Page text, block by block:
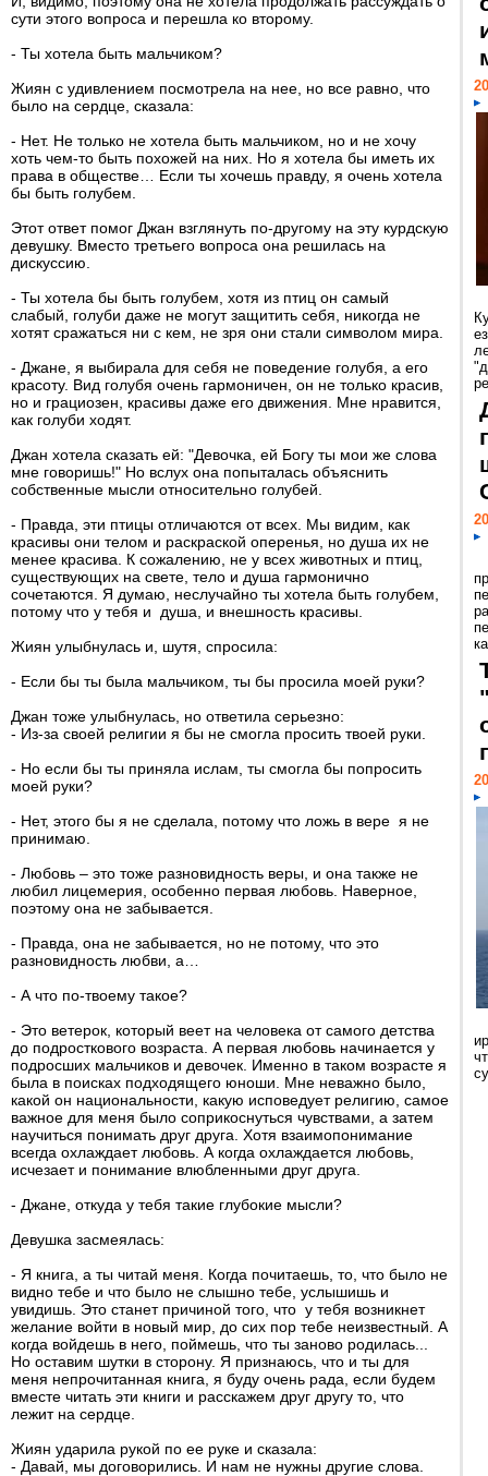
сути этого вопроса и перешла ко второму.
- Ты хотела быть мальчиком?
Жиян с удивлением посмотрела на нее, но все равно, что
было на сердце, сказала:
- Нет. Не только не хотела быть мальчиком, но и не хочу
хоть чем-то быть похожей на них. Но я хотела бы иметь их
права в обществе… Если ты хочешь правду, я очень хотела
бы быть голубем.
Этот ответ помог Джан взглянуть по-другому на эту курдскую
девушку. Вместо третьего вопроса она решилась на
дискуссию.
- Ты хотела бы быть голубем, хотя из птиц он самый
слабый, голуби даже не могут защитить себя, никогда не
хотят сражаться ни с кем, не зря они стали символом мира.
- Джане, я выбирала для себя не поведение голубя, а его
красоту. Вид голубя очень гармоничен, он не только красив,
но и грациозен, красивы даже его движения. Мне нравится,
как голуби ходят.
Джан хотела сказать ей: "Девочка, ей Богу ты мои же слова
мне говоришь!" Но вслух она попыталась объяснить
собственные мысли относительно голубей.
- Правда, эти птицы отличаются от всех. Мы видим, как
красивы они телом и раскраской оперенья, но душа их не
менее красива. К сожалению, не у всех животных и птиц,
существующих на свете, тело и душа гармонично
сочетаются. Я думаю, неслучайно ты хотела быть голубем,
потому что у тебя и душа, и внешность красивы.
Жиян улыбнулась и, шутя, спросила:
- Если бы ты была мальчиком, ты бы просила моей руки?
Джан тоже улыбнулась, но ответила серьезно:
- Из-за своей религии я бы не смогла просить твоей руки.
- Но если бы ты приняла ислам, ты смогла бы попросить
моей руки?
- Нет, этого бы я не сделала, потому что ложь в вере я не
принимаю.
- Любовь – это тоже разновидность веры, и она также не
любил лицемерия, особенно первая любовь. Наверное,
поэтому она не забывается.
- Правда, она не забывается, но не потому, что это
разновидность любви, а…
- А что по-твоему такое?
- Это ветерок, который веет на человека от самого детства
до подросткового возраста. А первая любовь начинается у
подросших мальчиков и девочек. Именно в таком возрасте я
была в поисках подходящего юноши. Мне неважно было,
какой он национальности, какую исповедует религию, самое
важное для меня было соприкоснуться чувствами, а затем
научиться понимать друг друга. Хотя взаимопонимание
всегда охлаждает любовь. А когда охлаждается любовь,
исчезает и понимание влюбленными друг друга.
- Джане, откуда у тебя такие глубокие мысли?
Девушка засмеялась:
- Я книга, а ты читай меня. Когда почитаешь, то, что было не
видно тебе и что было не слышно тебе, услышишь и
увидишь. Это станет причиной того, что у тебя возникнет
желание войти в новый мир, до сих пор тебе неизвестный. А
когда войдешь в него, поймешь, что ты заново родилась...
Но оставим шутки в сторону. Я признаюсь, что и ты для
меня непрочитанная книга, я буду очень рада, если будем
вместе читать эти книги и расскажем друг другу то, что
лежит на сердце.
Жиян ударила рукой по ее руке и сказала:
- Давай, мы договорились. И нам не нужны другие слова.